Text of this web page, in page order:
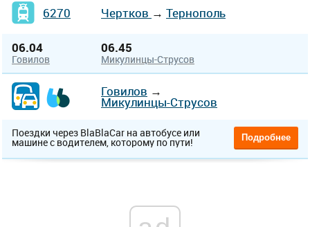
6270 Чертков → Тернополь
06.04
Говилов
06.45
Микулинцы-Струсов
Говилов →
Микулинцы-Струсов
Поездки через BlaBlaCar на автобусе или
машине с водителем, которому по пути! Подробнее